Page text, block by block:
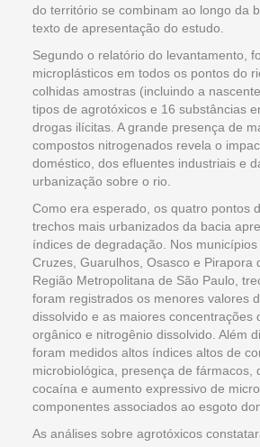
do território se combinam ao longo da
texto de apresentação do estudo.
Segundo o relatório do levantamento,
microplásticos em todos os pontos do
colhidas amostras (incluindo a
tipos de agrotóxicos e 16 substâncias
drogas ilícitas. A grande presença de
compostos nitrogenados revela o
doméstico, dos efluentes industriais e
urbanização sobre o rio.
Como era esperado, os quatro pontos
trechos mais urbanizados da bacia
índices de degradação. Nos
Cruzes, Guarulhos, Osasco e Pirapora
Região Metropolitana de São Paulo,
foram registrados os menores valores
dissolvido e as maiores concentrações
orgânico e nitrogênio dissolvido. Além
foram medidos altos índices altos de
microbiológica, presença de fármacos,
cocaína e aumento expressivo de
componentes associados ao esgoto
As análises sobre agrotóxicos